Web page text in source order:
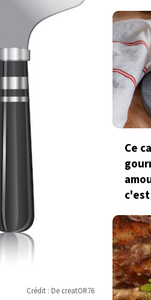
Crédit : De creatOR76
Ce